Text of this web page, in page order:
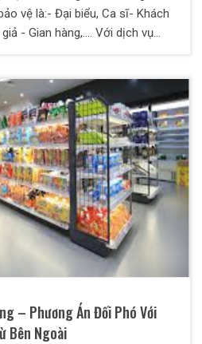
vệ là:- Đại biểu, Ca sĩ- Khách
- Gian hàng,.... Với dịch vụ
– Phương Án Đối Phó Với
Bên Ngoài